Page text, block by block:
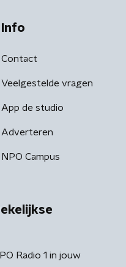
Info
Contact
Veelgestelde vragen
App de studio
Adverteren
NPO Campus
Radio 1 in jouw